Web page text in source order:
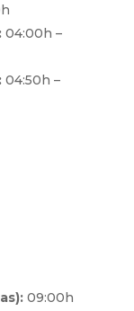
04:00h –
04:50h –
09:00h